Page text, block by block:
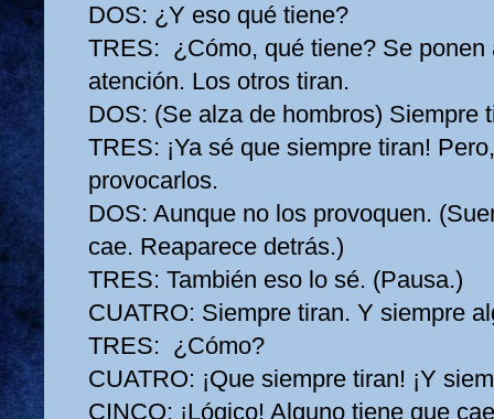
DOS: ¿Y eso qué tiene?
TRES: ¿Cómo, qué tiene? Se ponen
atención. Los otros tiran.
DOS: (Se alza de hombros) Siempre
TRES: ¡Ya sé que siempre tiran!
provocarlos.
DOS: Aunque no los provoquen.
cae. Reaparece detrás.)
TRES: También eso lo sé. (Pausa.)
CUATRO: Siempre tiran. Y siempre
TRES: ¿Cómo?
CUATRO: ¡Que siempre tiran! ¡Y
CINCO: ¡Lógico! Alguno tiene que